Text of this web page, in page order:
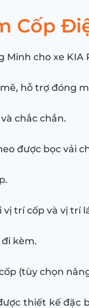
Cốp
Minh cho xe
hỗ trợ đóng
chắc chắn.
được bọc vải
trí cốp và vị trí
kèm.
(tùy chọn
thiết kế